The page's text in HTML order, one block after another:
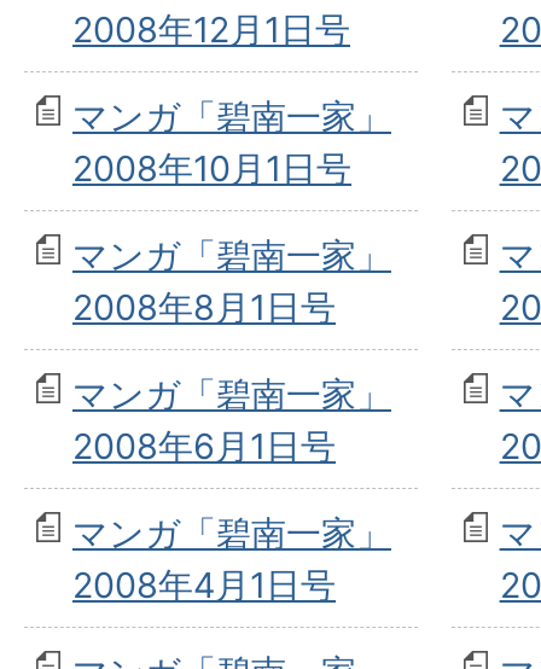
2008年12月1日号
マンガ「碧南一家」
2008年10月1日号
マンガ「碧南一家」
2008年8月1日号
マンガ「碧南一家」
2008年6月1日号
マンガ「碧南一家」
2008年4月1日号